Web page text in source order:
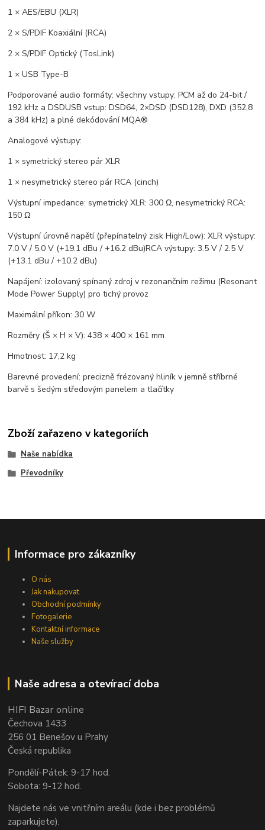
1 × AES/EBU (XLR)
2 × S/PDIF Koaxiální (RCA)
2 × S/PDIF Optický (TosLink)
1 × USB Type-B
Podporované audio formáty: všechny vstupy: PCM až do 24-bit /
192 kHz a DSDUSB vstup: DSD64, 2×DSD (DSD128), DXD (352,8
a 384 kHz) a plné dekódování MQA®
Analogové výstupy:
1 × symetrický stereo pár XLR
1 × nesymetrický stereo pár RCA (cinch)
Výstupní impedance: symetrický XLR: 300 Ω, nesymetrický RCA:
150 Ω
Výstupní úrovně napětí (přepínatelný zisk High/Low): XLR výstupy:
7.0 V / 5.0 V (+19.1 dBu / +16.2 dBu)RCA výstupy: 3.5 V / 2.5 V
(+13.1 dBu / +10.2 dBu)
Napájení: izolovaný spínaný zdroj v rezonančním režimu (Resonant
Mode Power Supply) pro tichý provoz
Maximální příkon: 30 W
Rozměry (Š × H × V): 438 × 400 × 161 mm
Hmotnost: 17,2 kg
Barevné provedení: precizně frézovaný hliník v jemně stříbrné
barvě s šedým středovým panelem a tlačítky
Zboží zařazeno v kategoriích
Naše nabídka
Převodníky
Informace pro zákazníky
O nás
Jak nakupovat
Obchodní podmínky
Fotogalerie
Kontaktní informace
Naše služby
Naše adresa a otevírací doba
HIFI Bazar online
Čechova 1433
256 01 Benešov u Prahy
Česká republika
Pondělí-Pátek: 9-17 hod.
Sobota: 9-12 hod.
Najdete nás ve vnitřním areálu (kde i bez problémů
zaparkujete).